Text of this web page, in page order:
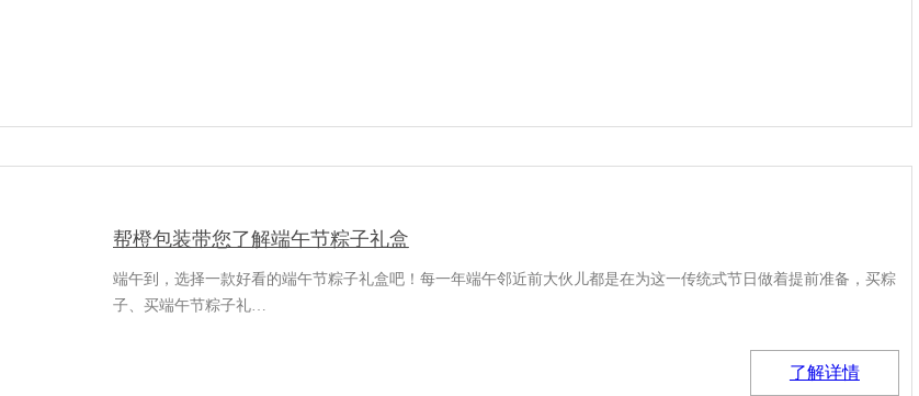
帮橙包装带您了解端午节粽子礼盒
端午到，选择一款好看的端午节粽子礼盒吧！每一年端午邻近前大伙儿都是在为这一传统式节日做着提前准备，买粽
子、买端午节粽子礼…
了解详情